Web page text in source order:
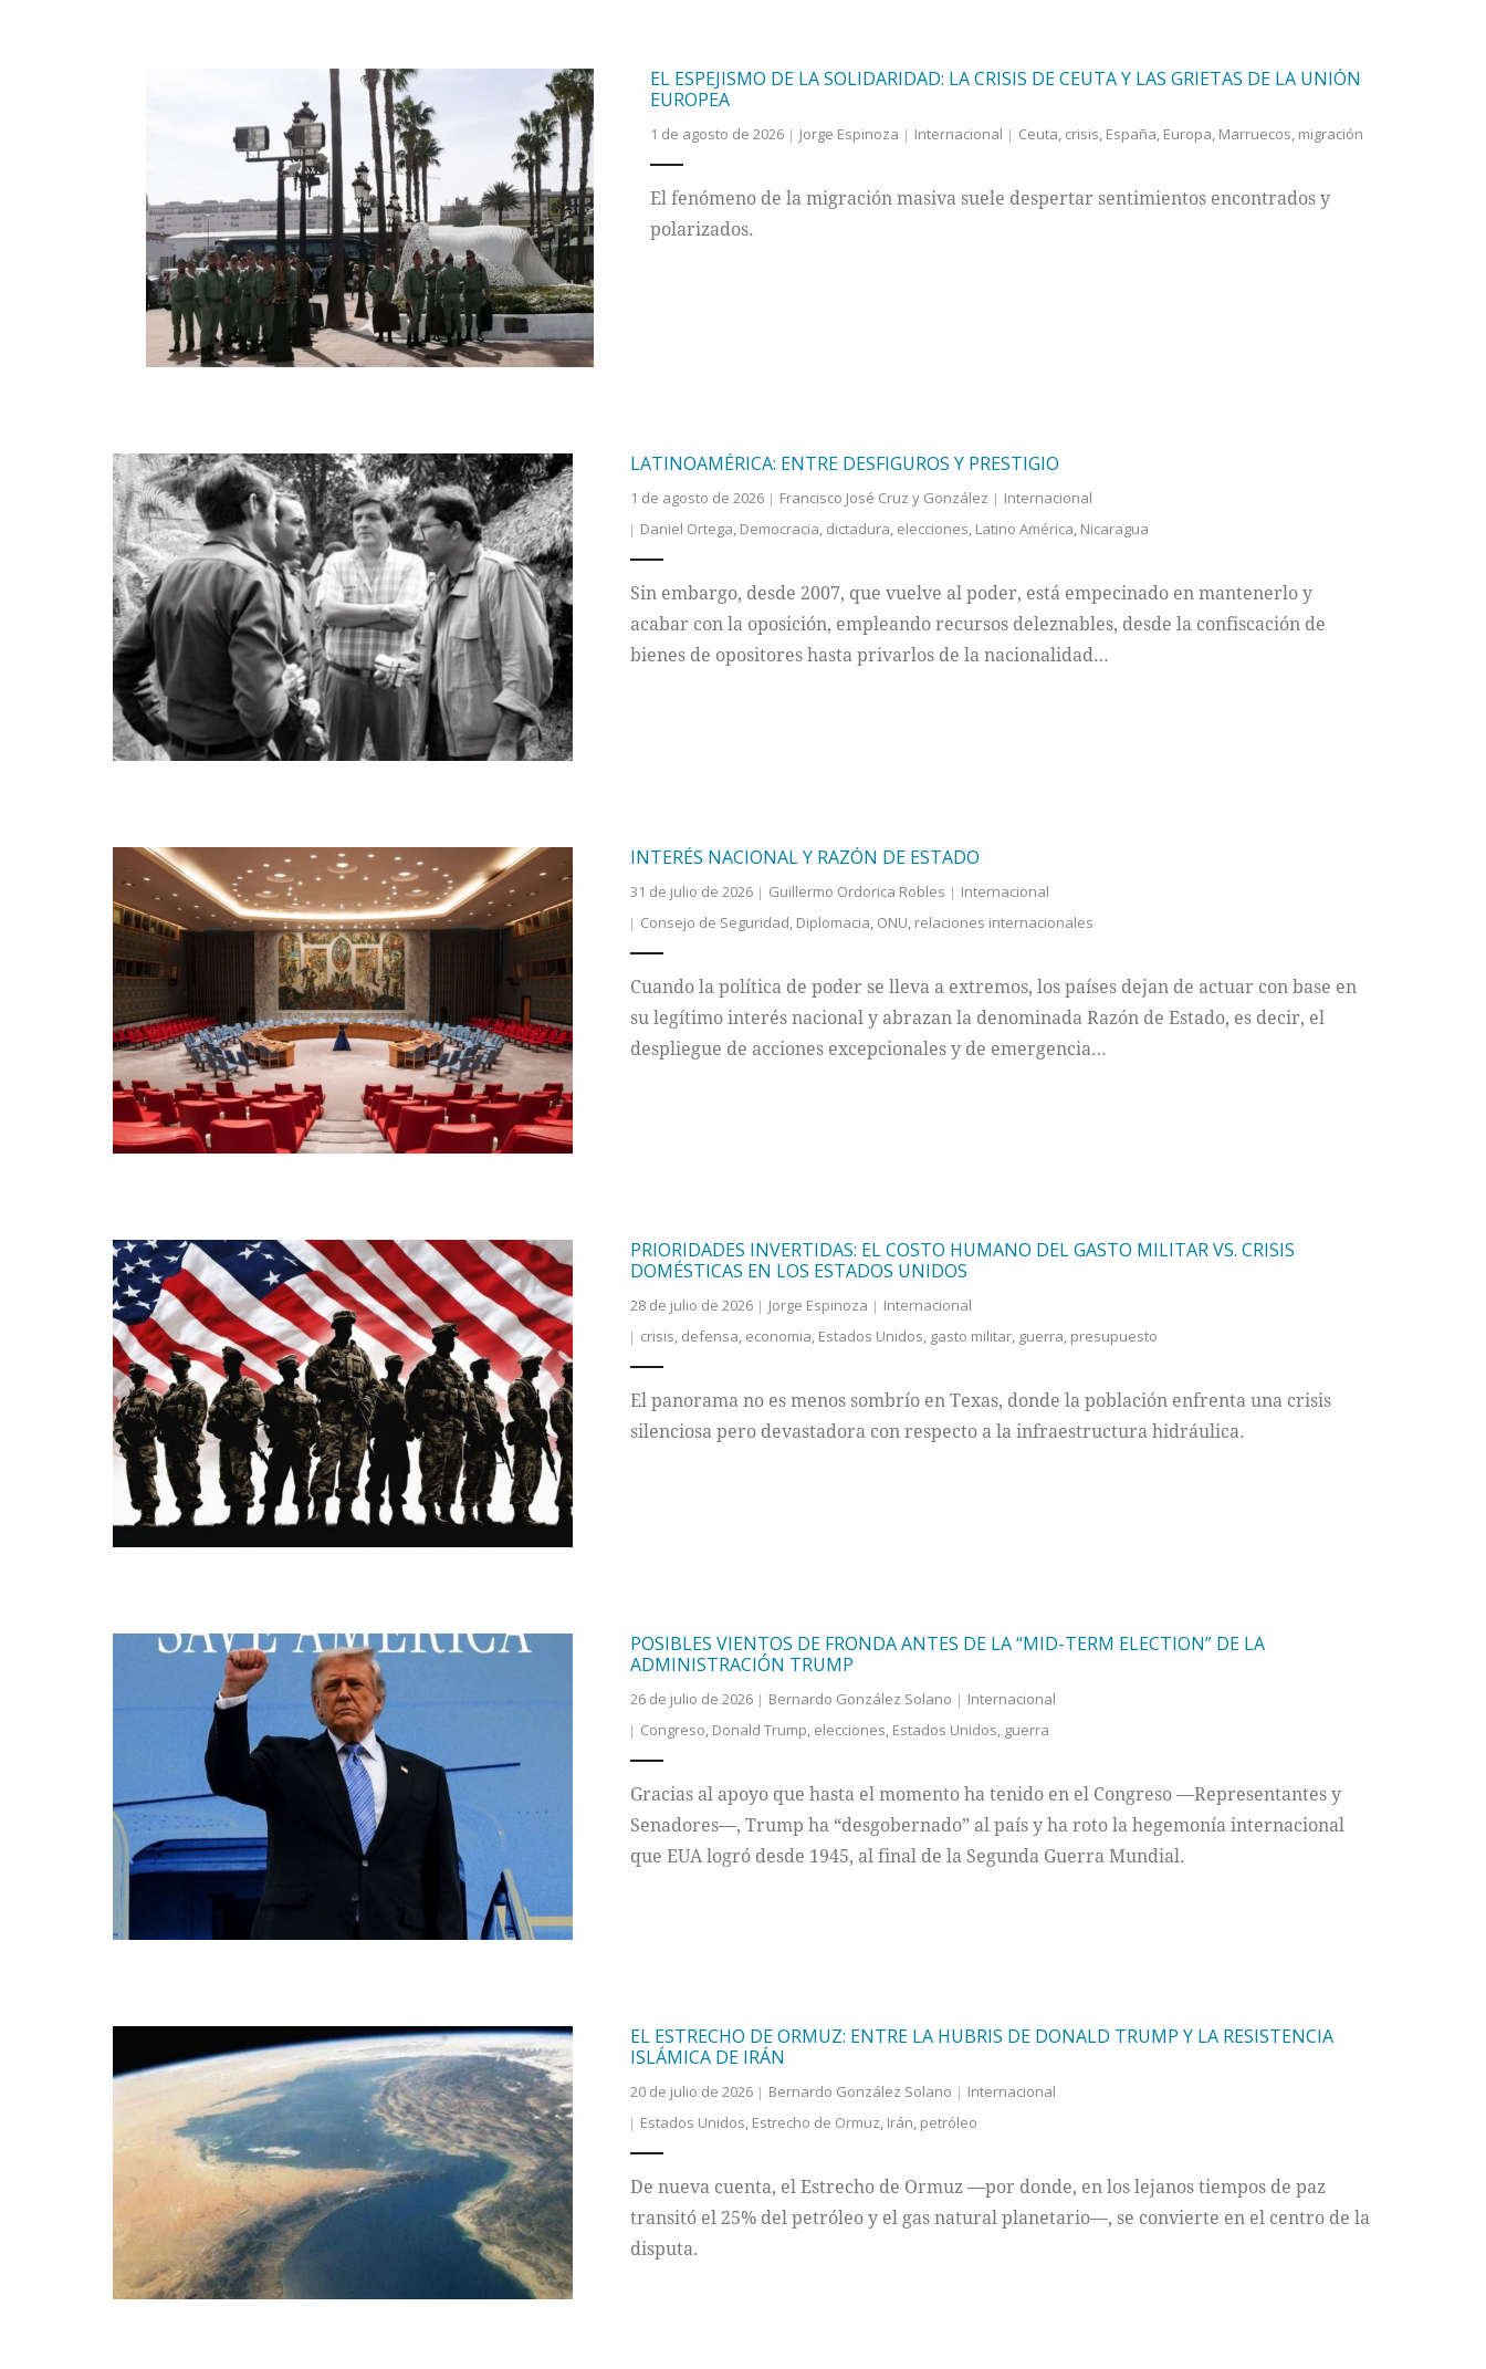
EL ESPEJISMO DE LA SOLIDARIDAD: LA CRISIS DE CEUTA Y LAS GRIETAS DE LA UNIÓN
EUROPEA
1 de agosto de 2026 Jorge Espinoza Internacional Ceuta, crisis, España, Europa, Marruecos, migración
El fenómeno de la migración masiva suele despertar sentimientos encontrados y
polarizados.
LATINOAMÉRICA: ENTRE DESFIGUROS Y PRESTIGIO
1 de agosto de 2026 Francisco José Cruz y González
Internacional
Daniel Ortega, Democracia, dictadura, elecciones, Latino América, Nicaragua
Sin embargo, desde 2007, que vuelve al poder, está empecinado en mantenerlo y
acabar con la oposición, empleando recursos deleznables, desde la confiscación de
bienes de opositores hasta privarlos de la nacionalidad…
INTERÉS NACIONAL Y RAZÓN DE ESTADO
31 de julio de 2026 Guillermo Ordorica Robles
Internacional
Consejo de Seguridad, Diplomacia, ONU, relaciones internacionales
Cuando la política de poder se lleva a extremos, los países dejan de actuar con base en
su legítimo interés nacional y abrazan la denominada Razón de Estado, es decir, el
despliegue de acciones excepcionales y de emergencia…
PRIORIDADES INVERTIDAS: EL COSTO HUMANO DEL GASTO MILITAR VS. CRISIS
DOMÉSTICAS EN LOS ESTADOS UNIDOS
28 de julio de 2026 Jorge Espinoza
Internacional
crisis, defensa, economia, Estados Unidos, gasto militar, guerra, presupuesto
El panorama no es menos sombrío en Texas, donde la población enfrenta una crisis
silenciosa pero devastadora con respecto a la infraestructura hidráulica.
POSIBLES VIENTOS DE FRONDA ANTES DE LA “MID-TERM ELECTION” DE LA
ADMINISTRACIÓN TRUMP
26 de julio de 2026 Bernardo González Solano
Internacional
Congreso, Donald Trump, elecciones, Estados Unidos, guerra
Gracias al apoyo que hasta el momento ha tenido en el Congreso —Representantes y
Senadores—, Trump ha “desgobernado” al país y ha roto la hegemonía internacional
que EUA logró desde 1945, al final de la Segunda Guerra Mundial.
EL ESTRECHO DE ORMUZ: ENTRE LA HUBRIS DE DONALD TRUMP Y LA RESISTENCIA
ISLÁMICA DE IRÁN
20 de julio de 2026 Bernardo González Solano
Internacional
Estados Unidos, Estrecho de Ormuz, Irán, petróleo
De nueva cuenta, el Estrecho de Ormuz —por donde, en los lejanos tiempos de paz
transitó el 25% del petróleo y el gas natural planetario—, se convierte en el centro de la
disputa.